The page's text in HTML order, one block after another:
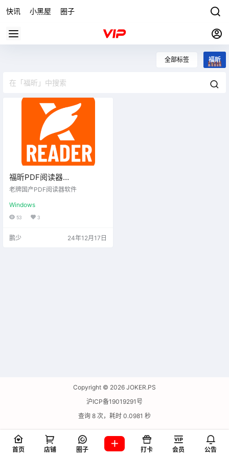
快讯 小黑屋 圈子
全部标签 福昕
福昕PDF阅读器
v2024.4.0.27683
老牌国产PDF阅读器软件
Windows
53 3
鹏少 24年12月17日
Copyright © 2026 JOKER.PS
沪ICP备19019291号
查询 8 次，耗时 0.0981 秒
首页 店铺 圈子 打卡 会员 公告